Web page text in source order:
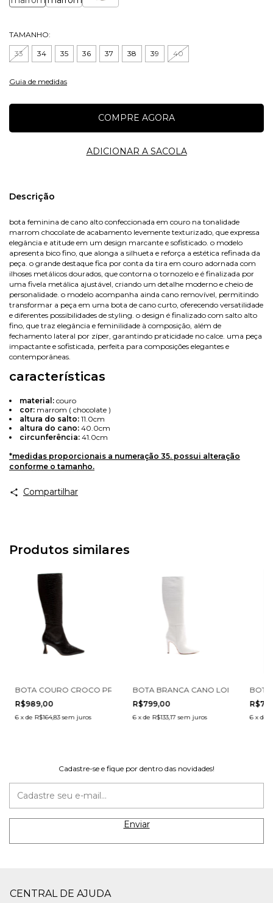
TAMANHO:
33 34 35 36 37 38 39 40
Guia de medidas
E-mail
Celular
Descrição
bota feminina de cano alto confeccionada em couro na tonalidade
marrom chocolate de acabamento levemente texturizado, que expressa
elegância e atitude em um design marcante e sofisticado. o modelo
apresenta bico fino, que alonga a silhueta e reforça a estética refinada da
peça. o grande destaque fica por conta da tira em couro adornada com
ilhoses metálicos dourados, que contorna o tornozelo e é finalizada por
uma fivela metálica ajustável, criando um detalhe moderno e cheio de
personalidade. o modelo acompanha ainda cano removível, permitindo
transformar a peça em uma bota de cano curto, oferecendo versatilidade
e diferentes possibilidades de styling. o design é finalizado com salto alto
fino, que traz elegância e feminilidade à composição, além de
fechamento lateral por zíper, garantindo praticidade no calce. uma peça
impactante e sofisticada, perfeita para composições elegantes e
contemporâneas.
características
material: couro
cor: marrom ( chocolate )
altura do salto: 11.0cm
altura do cano: 40.0cm
circunferência: 41.0cm
*medidas proporcionais a numeração 35. possui alteração
conforme o tamanho.
Compartilhar
Produtos similares
LONGO CECCONELLO 1870014-20
BOTA COURO CROCO PRETO CANO LONGO CECCONELLO
R$989,00
6 xde R$164,83 sem juros
BOTA BRANCA CANO LONGO
R$799,00
6 xde R$133,17 sem juros 6 xde
Cadastre-se e fique por dentro das novidades!
CENTRAL DE AJUDA